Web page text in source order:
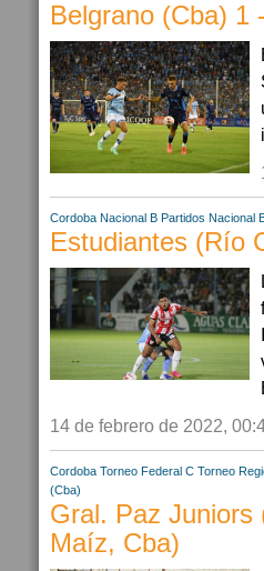
Belgrano (Cba) 1
Cordoba Nacional B Partidos Nacional
Estudiantes (Río
14 de febrero de 2022,
Cordoba Torneo Federal C Torneo
(Cba)
Gral. Paz Juniors
Maíz, Cba)